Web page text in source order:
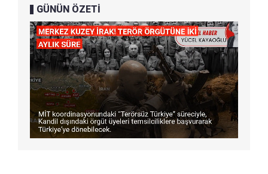
GÜNÜN ÖZETİ